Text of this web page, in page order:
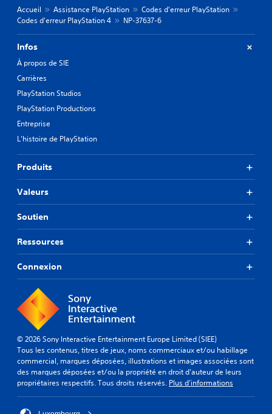
Accueil Assistance PlayStation
Codes d'erreur PlayStation
Codes d'erreur PlayStation 4
NP-37637-6
Infos
À propos de SIE
Carrières
PlayStation Studios
PlayStation Productions
Entreprise
L'histoire de PlayStation
Produits
Valeurs
Soutien
Ressources
Connexion
© 2026 Sony Interactive Entertainment Europe Limited (SIEE)
Tous les contenus, titres de jeux, noms commerciaux et/ou habillage
commercial, marques déposées, illustrations et images associées sont
des marques déposées et/ou la propriété en droit d'auteur de leurs
propriétaires respectifs. Tous droits réservés. Plus d'informations